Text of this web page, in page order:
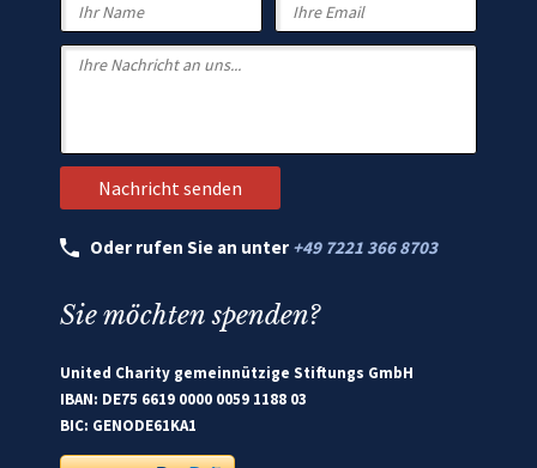
Oder rufen Sie an unter +49 7221 366 8703
Sie möchten spenden?
United Charity gemeinnützige Stiftungs GmbH
IBAN: DE75 6619 0000 0059 1188 03
BIC: GENODE61KA1